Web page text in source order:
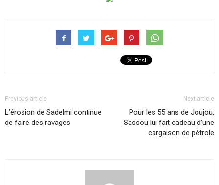
Previous article
L’érosion de Sadelmi continue
de faire des ravages
Next article
Pour les 55 ans de Joujou,
Sassou lui fait cadeau d’une
cargaison de pétrole